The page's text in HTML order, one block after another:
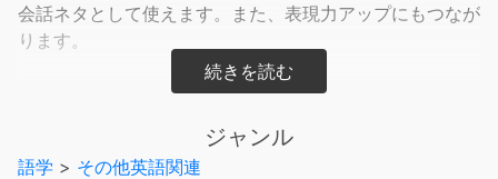
会話ネタとして使えます。また、表現力アップにもつなが
ります。
英語のグローバル化は良いのか？
ジャンル
語学 > その他英語関連